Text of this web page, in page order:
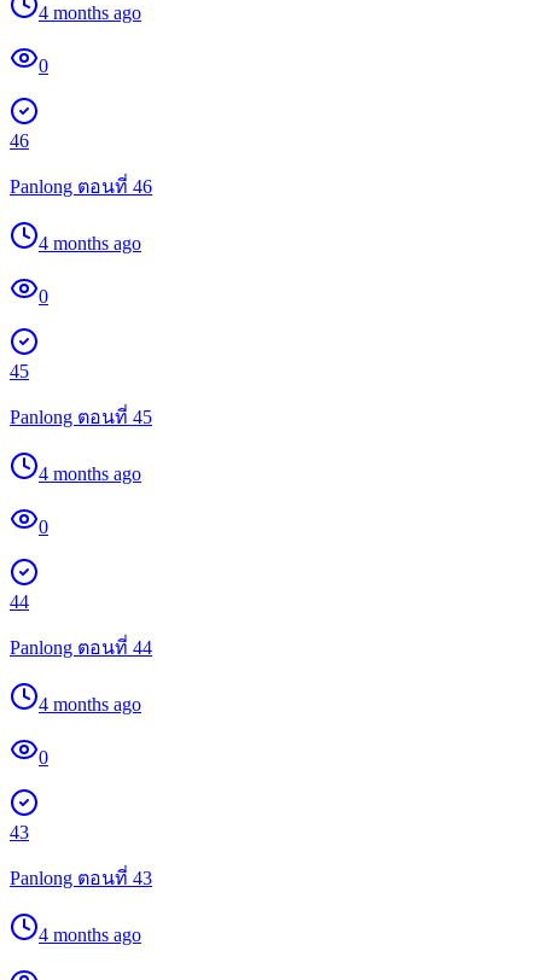
4 months ago
0
46
Panlong ตอนที่ 46
4 months ago
0
45
Panlong ตอนที่ 45
4 months ago
0
44
Panlong ตอนที่ 44
4 months ago
0
43
Panlong ตอนที่ 43
4 months ago